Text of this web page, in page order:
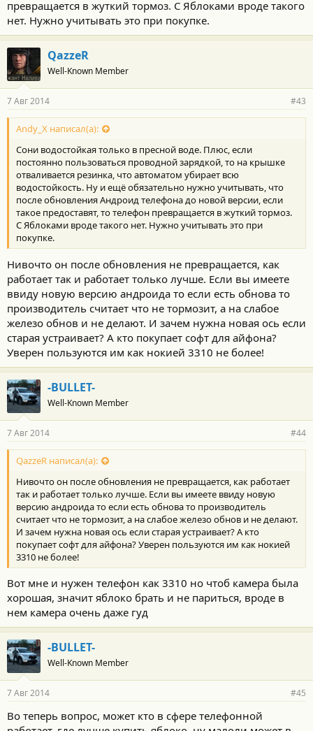
превращается в жуткий тормоз. С Яблоками вроде такого
нет. Нужно учитывать это при покупке.
QazzeR
Well-Known Member
7 Авг 2014 #43
Andy_X написал(а):
Сони водостойкая только в пресной воде. Плюс, если
постоянно пользоваться проводной зарядкой, то на крышке
отваливается резинка, что автоматом убирает всю
водостойкость. Ну и ещё обязательно нужно учитывать, что
после обновления Андроид телефона до новой версии, если
такое предоставят, то телефон превращается в жуткий тормоз.
С Яблоками вроде такого нет. Нужно учитывать это при
покупке.
Нивочто он после обновления не превращается, как
работает так и работает только лучше. Если вы имеете
ввиду новую версию андроида то если есть обнова то
производитель считает что не тормозит, а на слабое
железо обнов и не делают. И зачем нужна новая ось если
старая устраивает? А кто покупает софт для айфона?
Уверен пользуются им как нокией 3310 не более!
-BULLET-
Well-Known Member
7 Авг 2014 #44
QazzeR написал(а):
Нивочто он после обновления не превращается, как работает
так и работает только лучше. Если вы имеете ввиду новую
версию андроида то если есть обнова то производитель
считает что не тормозит, а на слабое железо обнов и не делают.
И зачем нужна новая ось если старая устраивает? А кто
покупает софт для айфона? Уверен пользуются им как нокией
3310 не более!
Вот мне и нужен телефон как 3310 но чтоб камера была
хорошая, значит яблоко брать и не париться, вроде в
нем камера очень даже гуд
-BULLET-
Well-Known Member
7 Авг 2014 #45
Во теперь вопрос, может кто в сфере телефонной